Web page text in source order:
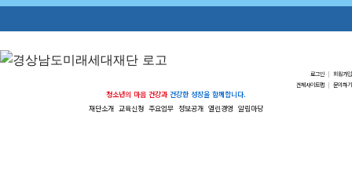
로그인 | 회원가입
전체사이트맵 | 문의하기
청소년의 마음 건강과 건강한 성장을 함께합니다.
재단소개 교육신청 주요업무 정보공개 열린경영 알림마당